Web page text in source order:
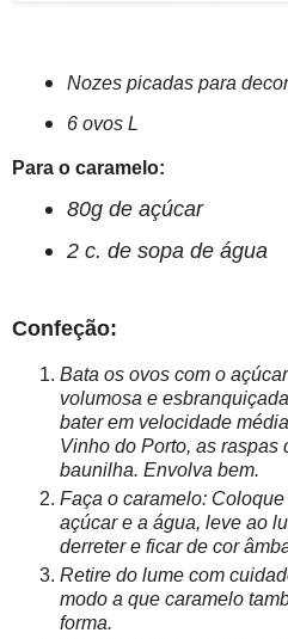
Nozes picadas para
6 ovos L
Para o caramelo:
80g de açúcar
2 c. de sopa de água
Confeção:
Bata os ovos com o
volumosa e
bater em velocidade
Vinho do Porto, as raspas
baunilha. Envolva bem.
Faça o caramelo:
açúcar e a água, leve ao
derreter e ficar de cor
Retire do lume com
modo a que caramelo
forma.